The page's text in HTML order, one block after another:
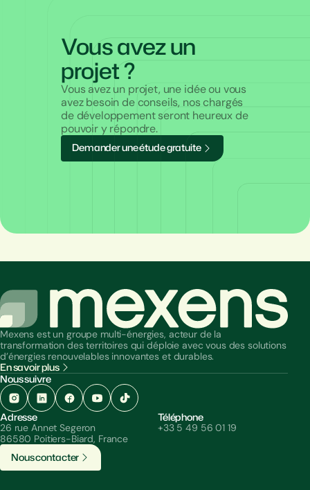
Vous avez un
projet ?
Vous avez un projet, une idée ou vous
avez besoin de conseils, nos chargés
de développement seront heureux de
pouvoir y répondre.
Demanderuneétudegratuite
Mexens est un groupe multi-énergies, acteur de la
transformation des territoires qui déploie avec vous des solutions
d’énergies renouvelables innovantes et durables.
En savoir plus
Nous suivre
Adresse
26 rue Annet Segeron
86580 Poitiers-Biard, France
Téléphone
+33 5 49 56 01 19
Nouscontacter